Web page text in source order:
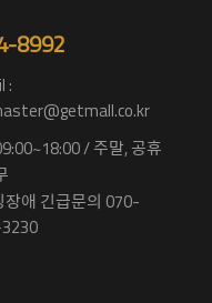
8992
:
/ 주말, 공휴
장애 긴급문의 070-